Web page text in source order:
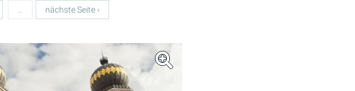
… nächste Seite ›